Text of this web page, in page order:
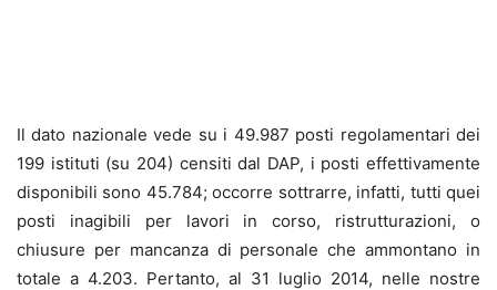
Il dato nazionale vede su i 49.987 posti regolamentari dei
199 istituti (su 204) censiti dal DAP, i posti effettivamente
disponibili sono 45.784; occorre sottrarre, infatti, tutti quei
posti inagibili per lavori in corso, ristrutturazioni, o
chiusure per mancanza di personale che ammontano in
totale a 4.203. Pertanto, al 31 luglio 2014, nelle nostre